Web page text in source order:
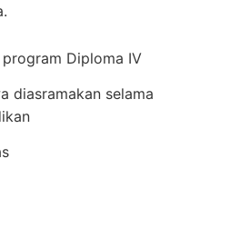
Diploma IV
diasramakan selama